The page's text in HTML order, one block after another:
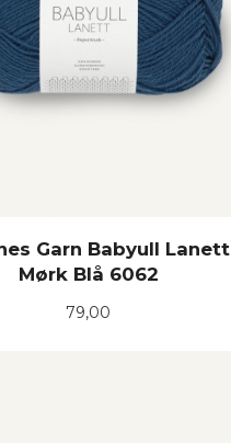
Garn Babyull Lanett
Mørk Blå 6062
Pris
79,00